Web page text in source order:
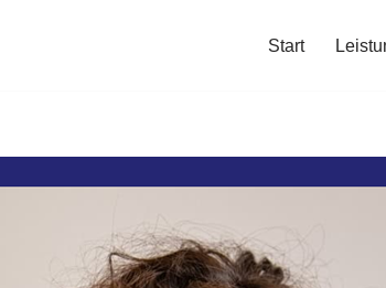
Start